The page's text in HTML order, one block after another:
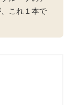
これ１本で